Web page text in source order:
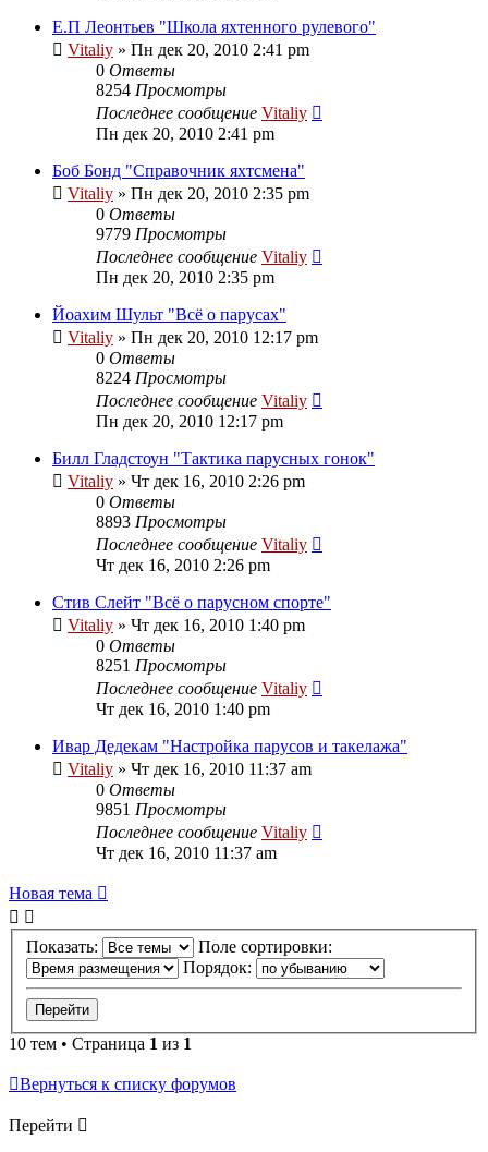
Е.П Леонтьев "Школа яхтенного рулевого"
Vitaliy » Пн дек 20, 2010 2:41 pm
0 Ответы
8254 Просмотры
Последнее сообщение Vitaliy
Пн дек 20, 2010 2:41 pm
Боб Бонд "Справочник яхтсмена"
Vitaliy » Пн дек 20, 2010 2:35 pm
0 Ответы
9779 Просмотры
Последнее сообщение Vitaliy
Пн дек 20, 2010 2:35 pm
Йоахим Шульт "Всё о парусах"
Vitaliy » Пн дек 20, 2010 12:17 pm
0 Ответы
8224 Просмотры
Последнее сообщение Vitaliy
Пн дек 20, 2010 12:17 pm
Билл Гладстоун "Тактика парусных гонок"
Vitaliy » Чт дек 16, 2010 2:26 pm
0 Ответы
8893 Просмотры
Последнее сообщение Vitaliy
Чт дек 16, 2010 2:26 pm
Стив Слейт "Всё о парусном спорте"
Vitaliy » Чт дек 16, 2010 1:40 pm
0 Ответы
8251 Просмотры
Последнее сообщение Vitaliy
Чт дек 16, 2010 1:40 pm
Ивар Дедекам "Настройка парусов и такелажа"
Vitaliy » Чт дек 16, 2010 11:37 am
0 Ответы
9851 Просмотры
Последнее сообщение Vitaliy
Чт дек 16, 2010 11:37 am
Новая тема
Показать:
Поле сортировки:
Порядок:
10 тем • Страница 1 из 1
Вернуться к списку форумов
Перейти